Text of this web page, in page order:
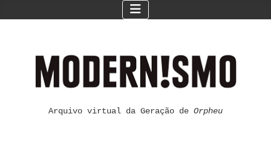
Arquivo virtual da Geração de Orpheu